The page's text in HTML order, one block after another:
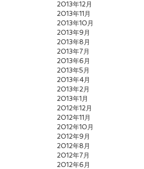
2013年12月
2013年11月
2013年10月
2013年9月
2013年8月
2013年7月
2013年6月
2013年5月
2013年4月
2013年2月
2013年1月
2012年12月
2012年11月
2012年10月
2012年9月
2012年8月
2012年7月
2012年6月